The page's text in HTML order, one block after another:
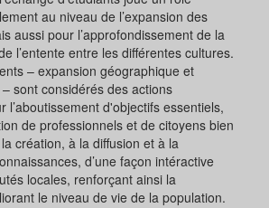
au niveau de l’expansion des
aussi pour l’approfondissement de la
l’entente entre les différentes cultures.
– expansion géographique et
sont considérés des actions
l’aboutissement d'objectifs essentiels,
de professionnels et de citoyens bien
création, à la diffusion et à la
d’une façon intéractive
locales, renforçant ainsi la
le niveau de vie de la population.